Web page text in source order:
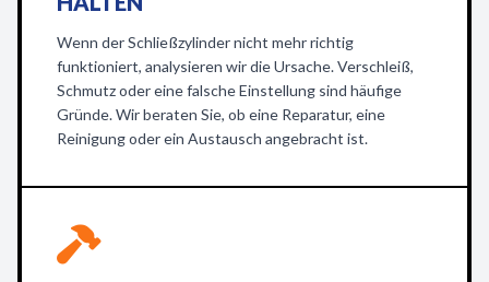
Wenn der Schließzylinder nicht mehr richtig
funktioniert, analysieren wir die Ursache. Verschleiß,
Schmutz oder eine falsche Einstellung sind häufige
Gründe. Wir beraten Sie, ob eine Reparatur, eine
Reinigung oder ein Austausch angebracht ist.